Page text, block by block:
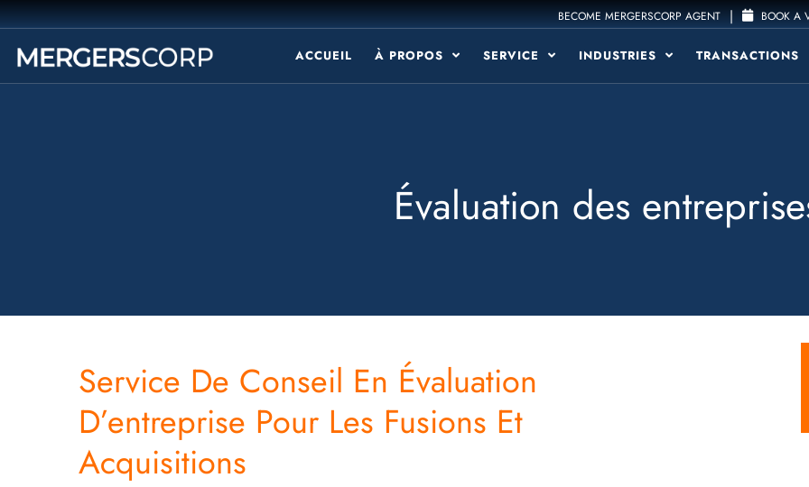
BECOME MERGERSCORP AGENT | BOOK A
ACCUEIL À PROPOS SERVICE INDUSTRIES TRANSACTIONS
Évaluation des
Service De Conseil En Évaluation
D’entreprise Pour Les Fusions Et
Acquisitions